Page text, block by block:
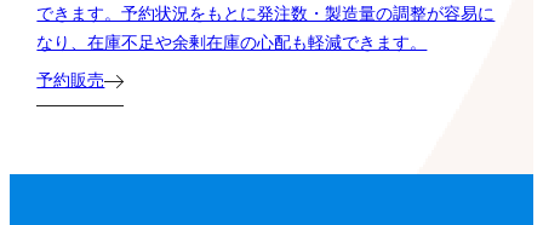
できます。予約状況をもとに発注数・製造量の調整が容易に
なり、在庫不足や余剰在庫の心配も軽減できます。
予約販売